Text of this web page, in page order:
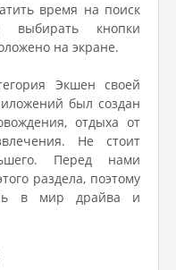
время на поиск
выбирать кнопки
на экране.
Экшен своей
был создан
отдыха от
Не стоит
Перед нами
раздела, поэтому
в мир драйва и